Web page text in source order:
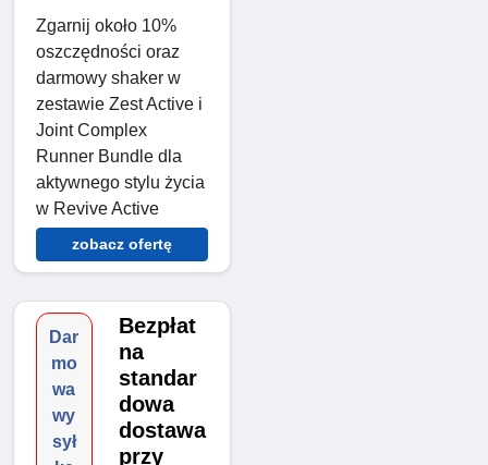
Zgarnij około 10%
oszczędności oraz
darmowy shaker w
zestawie Zest Active i
Joint Complex
Runner Bundle dla
aktywnego stylu życia
w Revive Active
zobacz ofertę
Dar
mo
wa
wy
sył
Bezpłat
na
standar
dowa
dostawa
przy